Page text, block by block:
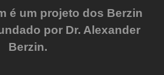
é um projeto dos Berzin
por Dr. Alexander
Berzin.